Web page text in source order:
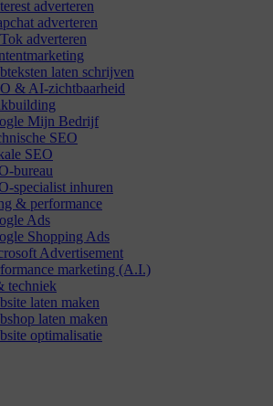
adverteren
adverteren
adverteren
laten schrijven
& AI-zichtbaarheid
Mijn Bedrijf
SEO
SEO
bureau
specialist inhuren
& performance
Ads
Shopping Ads
Advertisement
marketing (A.I.)
techniek
laten maken
laten maken
optimalisatie